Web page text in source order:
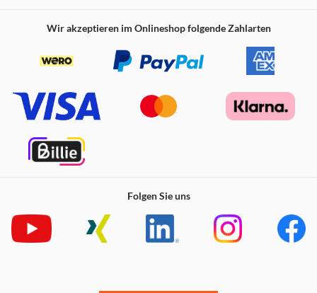
einsatzbereit
Wir akzeptieren im Onlineshop folgende Zahlarten
Folgen Sie uns